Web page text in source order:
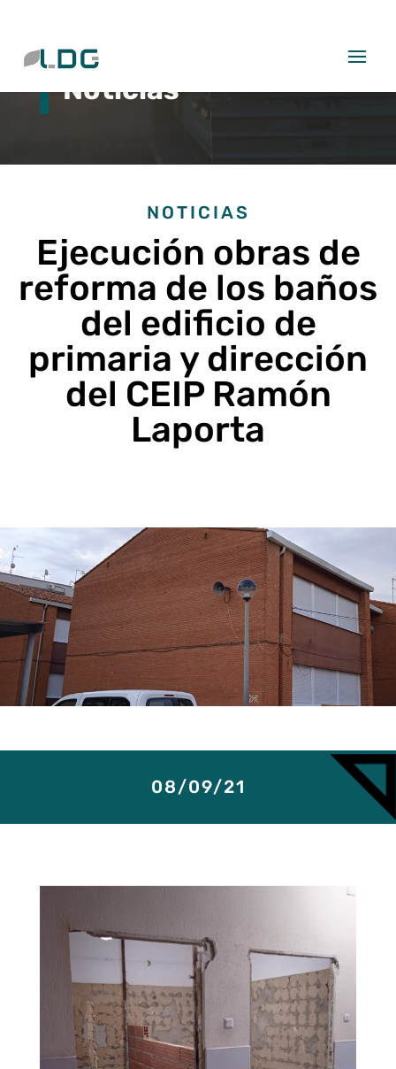
Noticias
NOTICIAS
Ejecución obras de
reforma de los baños
del edificio de
primaria y dirección
del CEIP Ramón
Laporta
08/09/21